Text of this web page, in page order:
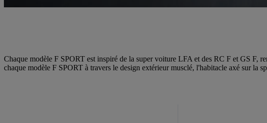
Chaque modèle F SPORT est inspiré de la super voiture LFA et des RC F et GS F,
chaque modèle F SPORT à travers le design extérieur musclé, l'habitacle axé sur la